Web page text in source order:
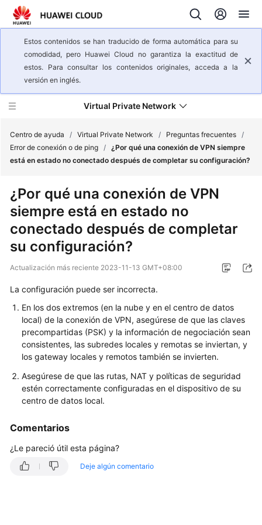
Estos contenidos se han traducido de forma automática para su
comodidad, pero Huawei Cloud no garantiza la exactitud de
estos. Para consultar los contenidos originales, acceda a la
versión en inglés.
Virtual Private Network
del
servicio
Pasos
iniciales
del
usuario
Preguntas
frecuentes
populares
General
Escenarios
de
Centro de ayuda / Virtual Private Network / Preguntas frecuentes /
Error de conexión o de ping / ¿Por qué una conexión de VPN siempre
está en estado no conectado después de completar su configuración?
¿Por qué una conexión de VPN
siempre está en estado no
conectado después de completar
su configuración?
Actualización más reciente 2023-11-13 GMT+08:00
La configuración puede ser incorrecta.
En los dos extremos (en la nube y en el centro de datos
local) de la conexión de VPN, asegúrese de que las claves
precompartidas (PSK) y la información de negociación sean
consistentes, las subredes locales y remotas se inviertan, y
los gateway locales y remotos también se invierten.
Asegúrese de que las rutas, NAT y políticas de seguridad
estén correctamente configuradas en el dispositivo de su
centro de datos local.
Comentarios
¿Le pareció útil esta página?
Deje algún comentario